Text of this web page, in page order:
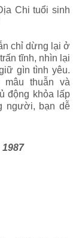
Chi tuổi sinh
chỉ dừng lại ở
tĩnh, nhìn lại
gìn tình yêu.
thuẫn và
động khỏa lấp
người, bạn dễ
1987